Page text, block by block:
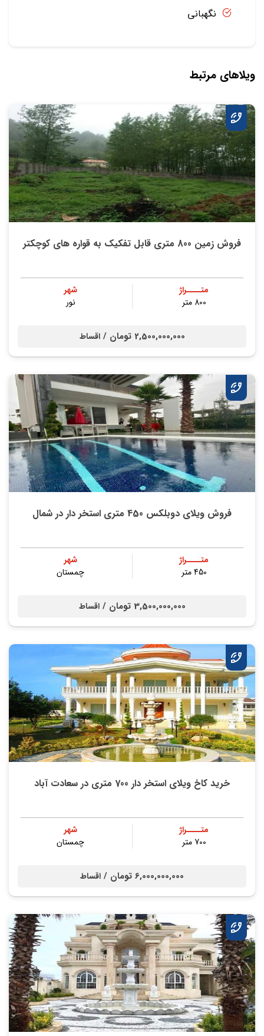
نگهبانی
ویلاهای مرتبط
فروش زمین 800 متری قابل تفکیک به قواره های کوچکتر
متــــراژ
800 متر
شهر
نور
2,500,000,000 تومان / اقساط
فروش ویلای دوبلکس 450 متری استخر دار در شمال
متــــراژ
450 متر
شهر
چمستان
3,500,000,000 تومان / اقساط
خرید کاخ ویلای استخر دار 700 متری در سعادت آباد
متــــراژ
700 متر
شهر
چمستان
6,000,000,000 تومان / اقساط